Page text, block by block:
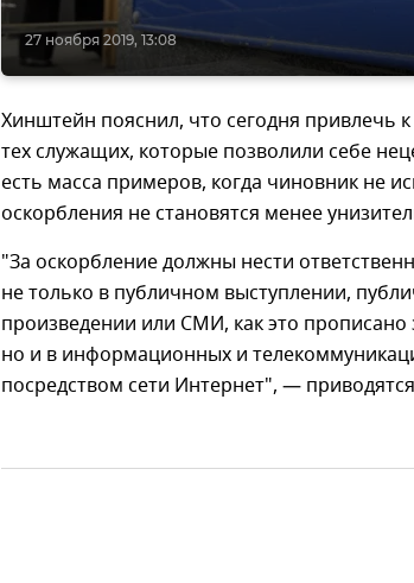
27 ноября 2019, 13:08
Хинштейн пояснил, что сегодня привлечь
тех служащих, которые позволили себе
есть масса примеров, когда чиновник не
оскорбления не становятся менее
"За оскорбление должны нести
не только в публичном выступлении,
произведении или СМИ, как это прописано
но и в информационных и
посредством сети Интернет", —